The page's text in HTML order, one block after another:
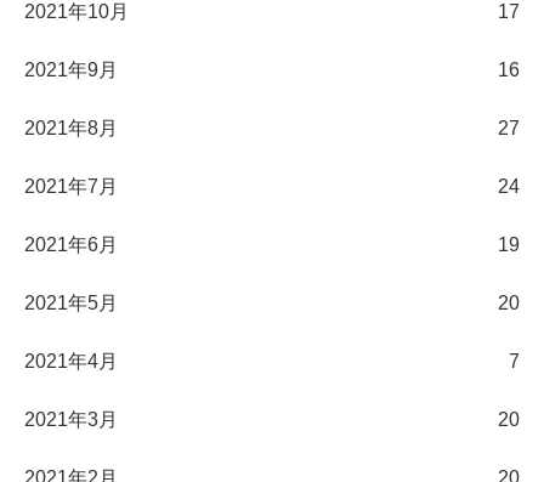
2021年10月 17
2021年9月 16
2021年8月 27
2021年7月 24
2021年6月 19
2021年5月 20
2021年4月 7
2021年3月 20